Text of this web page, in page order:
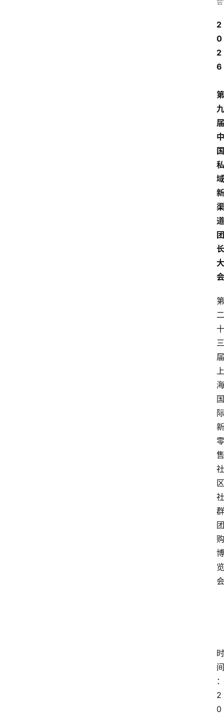
2
0
2
6
第
九
届
中
国
私
域
新
渠
道
团
长
大
会
第
二
十
三
届
上
海
国
际
新
零
售
社
区
社
群
团
购
博
览
会
时
间
：
2
0